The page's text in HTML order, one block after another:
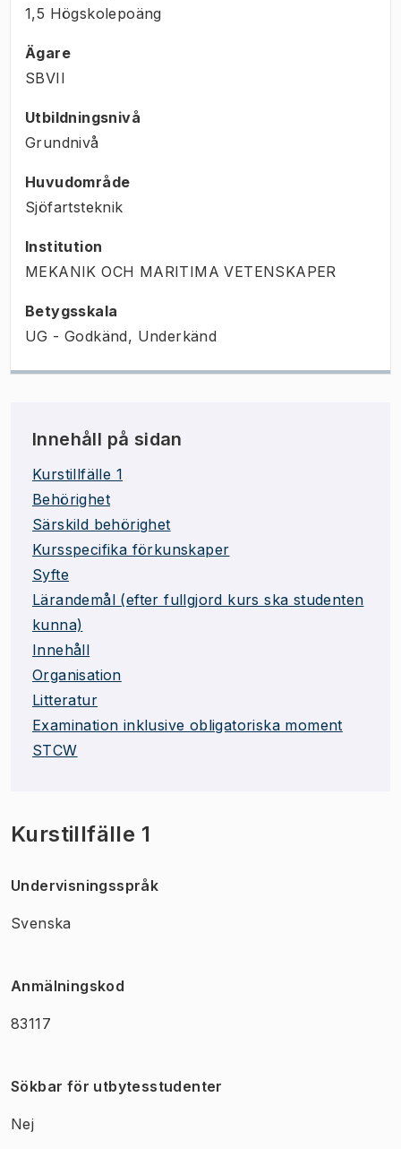
1,5 Högskolepoäng
Ägare
SBVII
Utbildningsnivå
Grundnivå
Huvudområde
Sjöfartsteknik
Institution
MEKANIK OCH MARITIMA VETENSKAPER
Betygsskala
UG - Godkänd, Underkänd
Innehåll på sidan
Kurstillfälle 1
Behörighet
Särskild behörighet
Kursspecifika förkunskaper
Syfte
Lärandemål (efter fullgjord kurs ska studenten
kunna)
Innehåll
Organisation
Litteratur
Examination inklusive obligatoriska moment
STCW
Kurstillfälle 1
Undervisningsspråk
Svenska
Anmälningskod
83117
Sökbar för utbytesstudenter
Nej